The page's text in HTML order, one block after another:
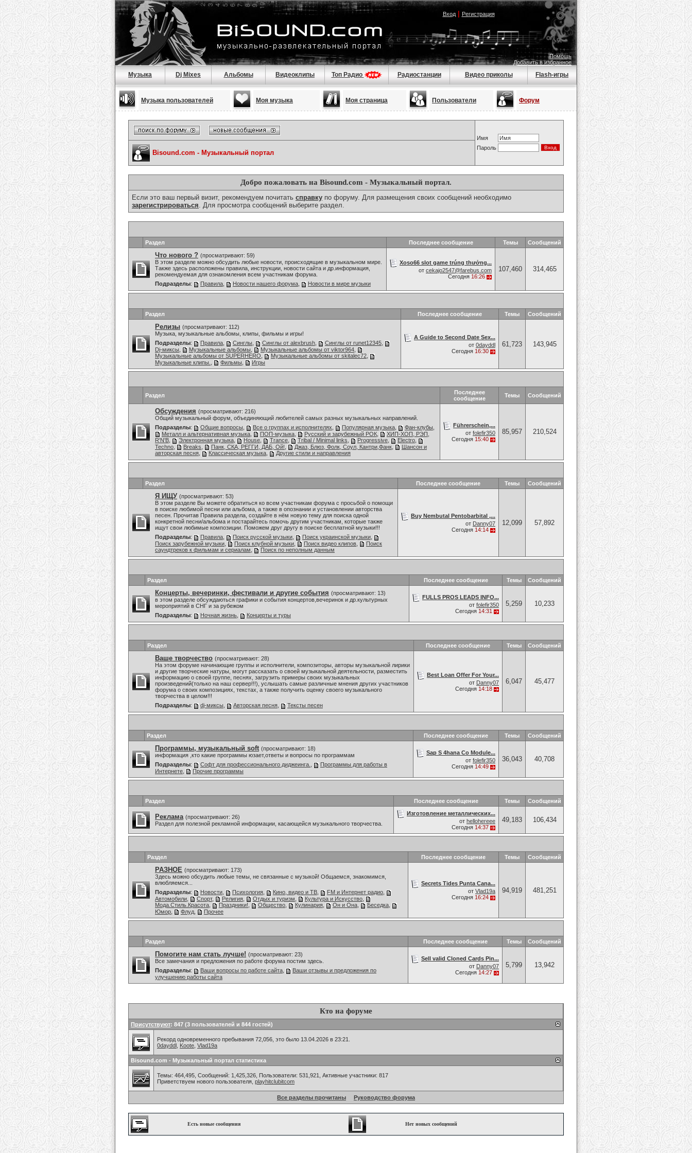
Вход| Регистрация
Помощь
Добавить в избранное
Музыка Dj Mixes Альбомы Видеоклипы Топ Радио Радиостанции Видео приколы Flash-игры
Музыка пользователей Моя музыка Моя страница Пользователи Форум
Имя
Пароль
Bisound.com - Музыкальный портал
Добро пожаловать на Bisound.com - Музыкальный портал.
Если это ваш первый визит, рекомендуем почитать справку по форуму. Для размещения своих сообщений необходимо
зарегистрироваться. Для просмотра сообщений выберите раздел.
Раздел Последнее сообщение Темы Сообщений
Что нового ? (просматривают: 59)
В этом разделе можно обсудить любые новости, происходящие в музыкальном мире.
Также здесь расположены правила, инструкции, новости сайта и др.информация,
рекомендуемая для ознакомления всем участникам форума.
Подразделы: Правила Новости нашего форума Новости в мире музыки
Xoso66 slot game trúng thưởng...
от cekajo2547@farebus.com
Сегодня 16:26
107,460 314,465
Раздел Последнее сообщение Темы Сообщений
Релизы (просматривают: 112)
Музыка, музыкальные альбомы, клипы, фильмы и игры!
Подразделы: Правила Синглы Синглы от alexbrush Синглы от runet12345
Dj-миксы
Музыкальные альбомы Музыкальные альбомы от viktor964
Музыкальные альбомы от SUPERHERO
Музыкальные альбомы от skitalec72
Музыкальные клипы.
Фильмы Игры
A Guide to Second Date Sex...
от 0dayddl
Сегодня 16:30
61,723 143,945
Раздел
Последнее
сообщение
Темы Сообщений
Обсуждения (просматривают: 216)
Общий музыкальный форум, объединяющий любителей самых разных музыкальных направлений.
Подразделы: Общие вопросы Все о группах и исполнителях Популярная музыка Фан-клубы
Металл и альтернативная музыка
ПОП-музыка Русский и зарубежный РОК
ХИП-ХОП, РЭП,
R'N'B
Электронная музыка House Trance Tribal / Minimal links Progressive Electro
Techno
Breaks Панк, СКА, РЕГГИ, ДАБ, Ой! Джаз, Блюз, Фолк, Соул, Кантри,Фанк
Шансон и
авторская песня
Классическая музыка Другие стили и направления
Führerschein,...
от folefir350
Сегодня 15:40
85,957 210,524
Раздел Последнее сообщение Темы Сообщений
Я ИЩУ (просматривают: 53)
В этом разделе Вы можете обратиться ко всем участникам форума с просьбой о помощи
в поиске любимой песни или альбома, а также в опознании и установлении авторства
песен. Прочитав Правила раздела, создайте в нём новую тему для поиска одной
конкретной песни/альбома и постарайтесь помочь другим участникам, которые также
ищут свои любимые композиции. Поможем друг другу в поиске бесплатной музыки!!!
Подразделы: Правила Поиск русской музыки Поиск украинской музыки
Поиск зарубежной музыки
Поиск клубной музыки Поиск видео клипов
Поиск
саундтреков к фильмам и сериалам
Поиск по неполным данным
Buy Nembutal Pentobarbital ,...
от Danny07
Сегодня 14:14
12,099 57,892
Раздел Последнее сообщение Темы Сообщений
Концерты, вечеринки, фестивали и другие события (просматривают: 13)
в этом разделе обсуждаються графики и события концертов,вечеринок и др.культурных
мероприятий в СНГ и за рубежом
Подразделы: Ночная жизнь Концерты и туры
FULLS PROS LEADS INFO...
от folefir350
Сегодня 14:31
5,259 10,233
Раздел Последнее сообщение Темы Сообщений
Ваше творчество (просматривают: 28)
На этом форуме начинающие группы и исполнители, композиторы, авторы музыкальной лирики
и другие творческие натуры, могут рассказать о своей музыкальной деятельности, разместить
информацию о своей группе, песнях, загрузить примеры своих музыкальных
произведений(только на наш сервер!!!), услышать самые различные мнения других участников
форума о своих композициях, текстах, а также получить оценку своего музыкального
творчества в целом!!!
Подразделы: dj-миксы Авторская песня Тексты песен
Best Loan Offer For Your...
от Danny07
Сегодня 14:18
6,047 45,477
Раздел Последнее сообщение Темы Сообщений
Программы, музыкальный soft (просматривают: 18)
информация ,кто какие программы юзает,ответы и вопросы по программам
Подразделы: Софт для профессионального диджеинга.
Программы для работы в
Интернете
Прочие программы
Sap S 4hana Co Module...
от folefir350
Сегодня 14:49
36,043 40,708
Раздел Последнее сообщение Темы Сообщений
Реклама (просматривают: 26)
Раздел для полезной рекламной информации, касающейся музыкального творчества.
Изготовление металлических...
от hellohereee
Сегодня 14:37
49,183 106,434
Раздел Последнее сообщение Темы Сообщений
РАЗНОЕ (просматривают: 173)
Здесь можно обсудить любые темы, не связанные с музыкой! Общаемся, знакомимся,
влюбляемся...
Подразделы: Новости Психология Кино, видео и ТВ FM и Интернет радио
Автомобили
Спорт, Религия Отдых и туризм Культура и Искусство
Мода.Стиль.Красота
Праздники! Общество Кулинария Он и Она Беседка
Юмор
Флуд Прочее
Secrets Tides Punta Cana...
от Vlad19a
Сегодня 16:24
94,919 481,251
Раздел Последнее сообщение Темы Сообщений
Помогите нам стать лучше! (просматривают: 23)
Все замечания и предложения по работе форума постим здесь.
Подразделы: Ваши вопросы по работе сайта
Ваши отзывы и предложения по
улучшению работы сайта
Sell valid Cloned Cards Pin...
от Danny07
Сегодня 14:27
5,799 13,942
Кто на форуме
Присутствуют: 847 (3 пользователей и 844 гостей)
Рекорд одновременного пребывания 72,056, это было 13.04.2026 в 23:21.
0dayddl Koote Vlad19a
Bisound.com - Музыкальный портал статистика
Темы: 464,495, Сообщений: 1,425,326, Пользователи: 531,921, Активные участники: 817
Приветствуем нового пользователя, playhitclubitcom
Все разделы прочитаны Руководство форума
Есть новые сообщения Нет новых сообщений